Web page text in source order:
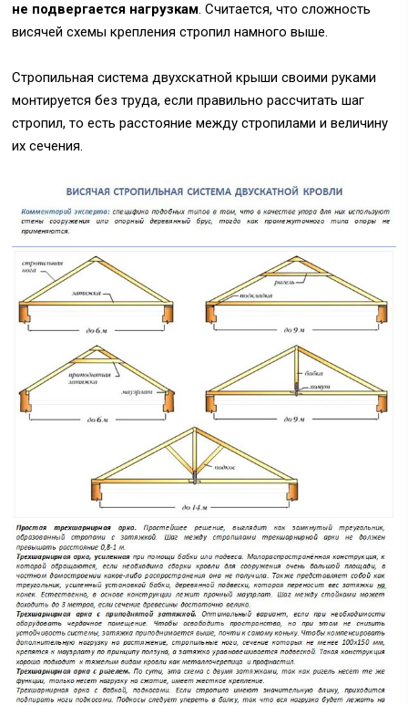
не подвергается нагрузкам. Считается, что сложность
висячей схемы крепления стропил намного выше.
Стропильная система двухскатной крыши своими руками
монтируется без труда, если правильно рассчитать шаг
стропил, то есть расстояние между стропилами и величину
их сечения.